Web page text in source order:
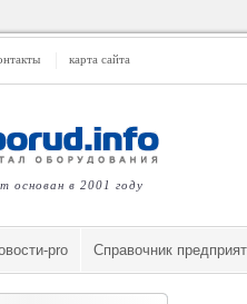
карта сайта
основан в 2001 году
pro Cправочник